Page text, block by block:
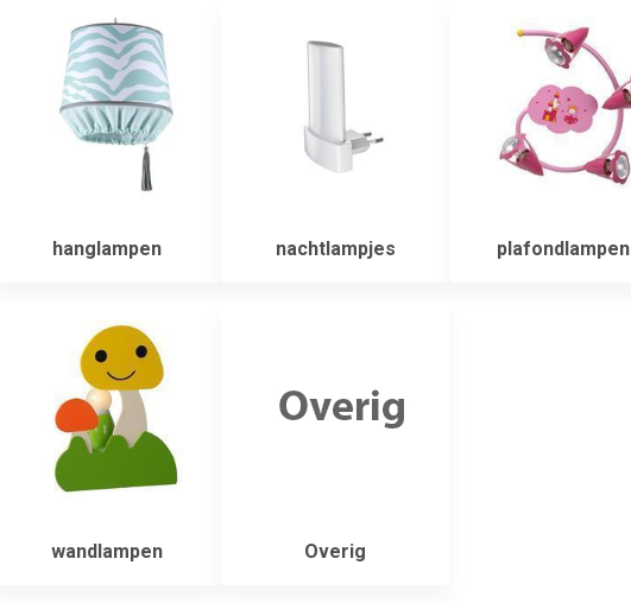
hanglampen nachtlampjes plafondlampen
wandlampen Overig